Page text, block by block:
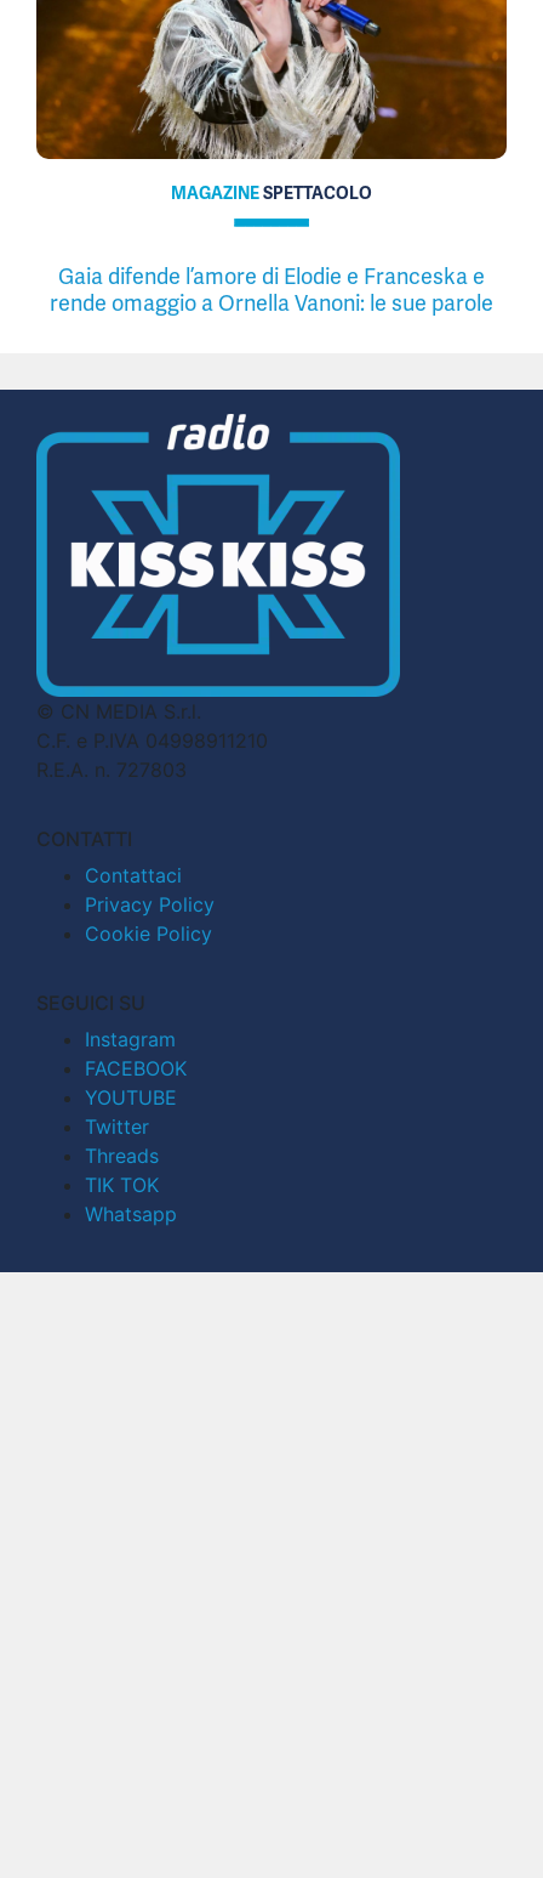
MAGAZINESPETTACOLO
Gaia difende l’amore di Elodie e Franceska e
rende omaggio a Ornella Vanoni: le sue parole
© CN MEDIA S.r.l.
C.F. e P.IVA 04998911210
R.E.A. n. 727803
CONTATTI
Contattaci
Privacy Policy
Cookie Policy
SEGUICI SU
Instagram
FACEBOOK
YOUTUBE
Twitter
Threads
TIK TOK
Whatsapp